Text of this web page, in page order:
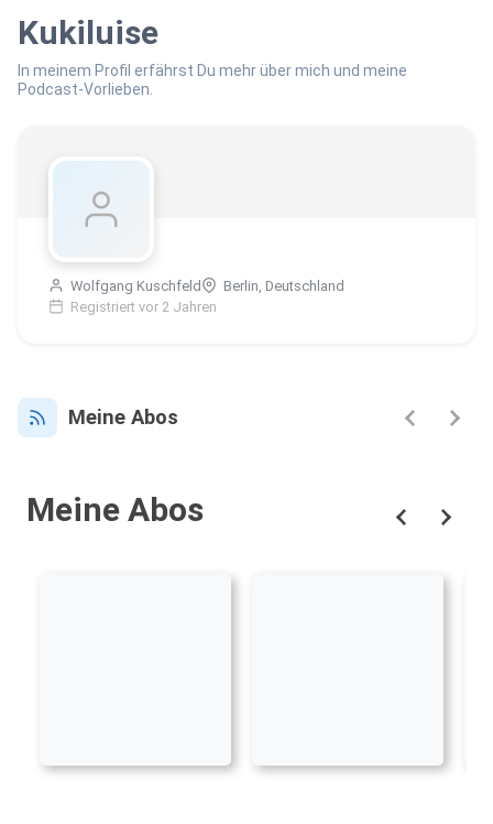
Kukiluise
In meinem Profil erfährst Du mehr über mich und meine
Podcast-Vorlieben.
Wolfgang Kuschfeld
Berlin, Deutschland
Registriert vor 2 Jahren
Meine Abos
Meine Abos